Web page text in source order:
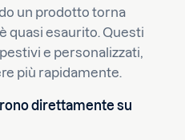
un prodotto torna
quasi esaurito. Questi
e personalizzati,
più rapidamente.
direttamente su